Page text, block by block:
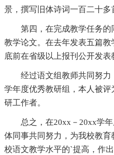
景，撰写旧体诗词一百二十多
第四，在完成教学任务
教学论文。在去年发表五篇教
底前在省级以上报刊公开发表
经过语文组教师共同努
学年度优秀教研组，本人被
研工作者。
总之，在20xx－20xx学
体同事共同努力，为我校教
校语文教学水平的`提高，作